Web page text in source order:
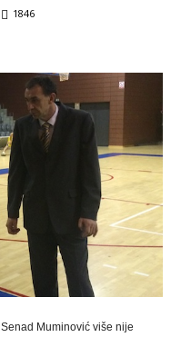
1846
Muminović više nije